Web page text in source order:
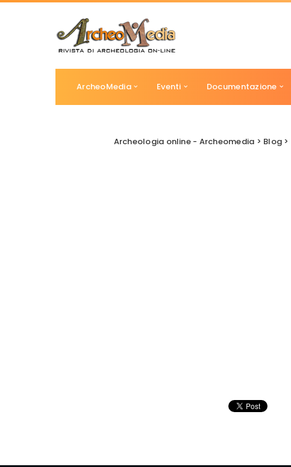
ArcheoMedia Eventi Documentazione
Archeologia online - Archeomedia > Blog >